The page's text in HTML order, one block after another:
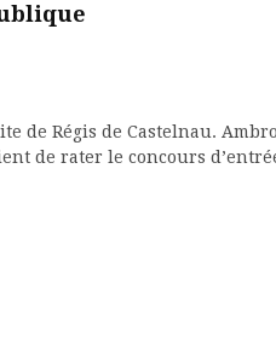
de Régis de Castelnau.
de rater le concours d’entrée